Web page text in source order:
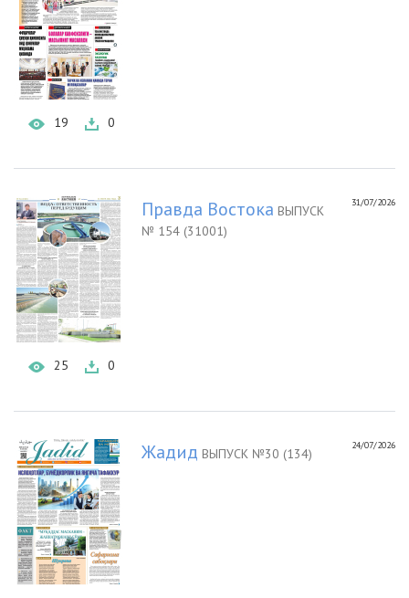
19 0
25 0
31/07/2026
Правда Востока ВЫПУСК
№ 154 (31001)
24/07/2026
Жадид ВЫПУСК №30 (134)